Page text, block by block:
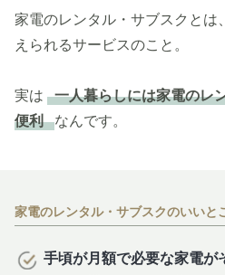
家電のレンタル・サブスクとは
えられるサービスのこと。
実は
一人暮らしには家電のレ
便利 なんです。
家電のレンタル・サブスクのいいと
手頃が月額で必要な家電が